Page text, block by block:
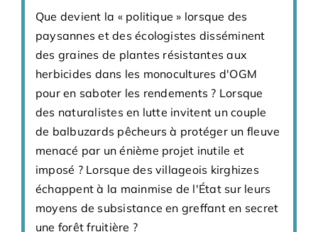
Que devient la « politique » lorsque des
paysannes et des écologistes disséminent
des graines de plantes résistantes aux
herbicides dans les monocultures d'OGM
pour en saboter les rendements ? Lorsque
des naturalistes en lutte invitent un couple
de balbuzards pêcheurs à protéger un fleuve
menacé par un énième projet inutile et
imposé ? Lorsque des villageois kirghizes
échappent à la mainmise de l'État sur leurs
moyens de subsistance en greffant en secret
une forêt fruitière ?